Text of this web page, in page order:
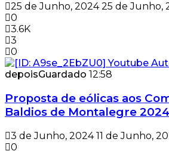
25 de Junho, 2024 25 de Junho,
0
3.6K
3
0
depoisGuardado 12:58
Proposta de eólicas aos
Baldios de Montalegre 2024
3 de Junho, 2024 11 de Junho,
0